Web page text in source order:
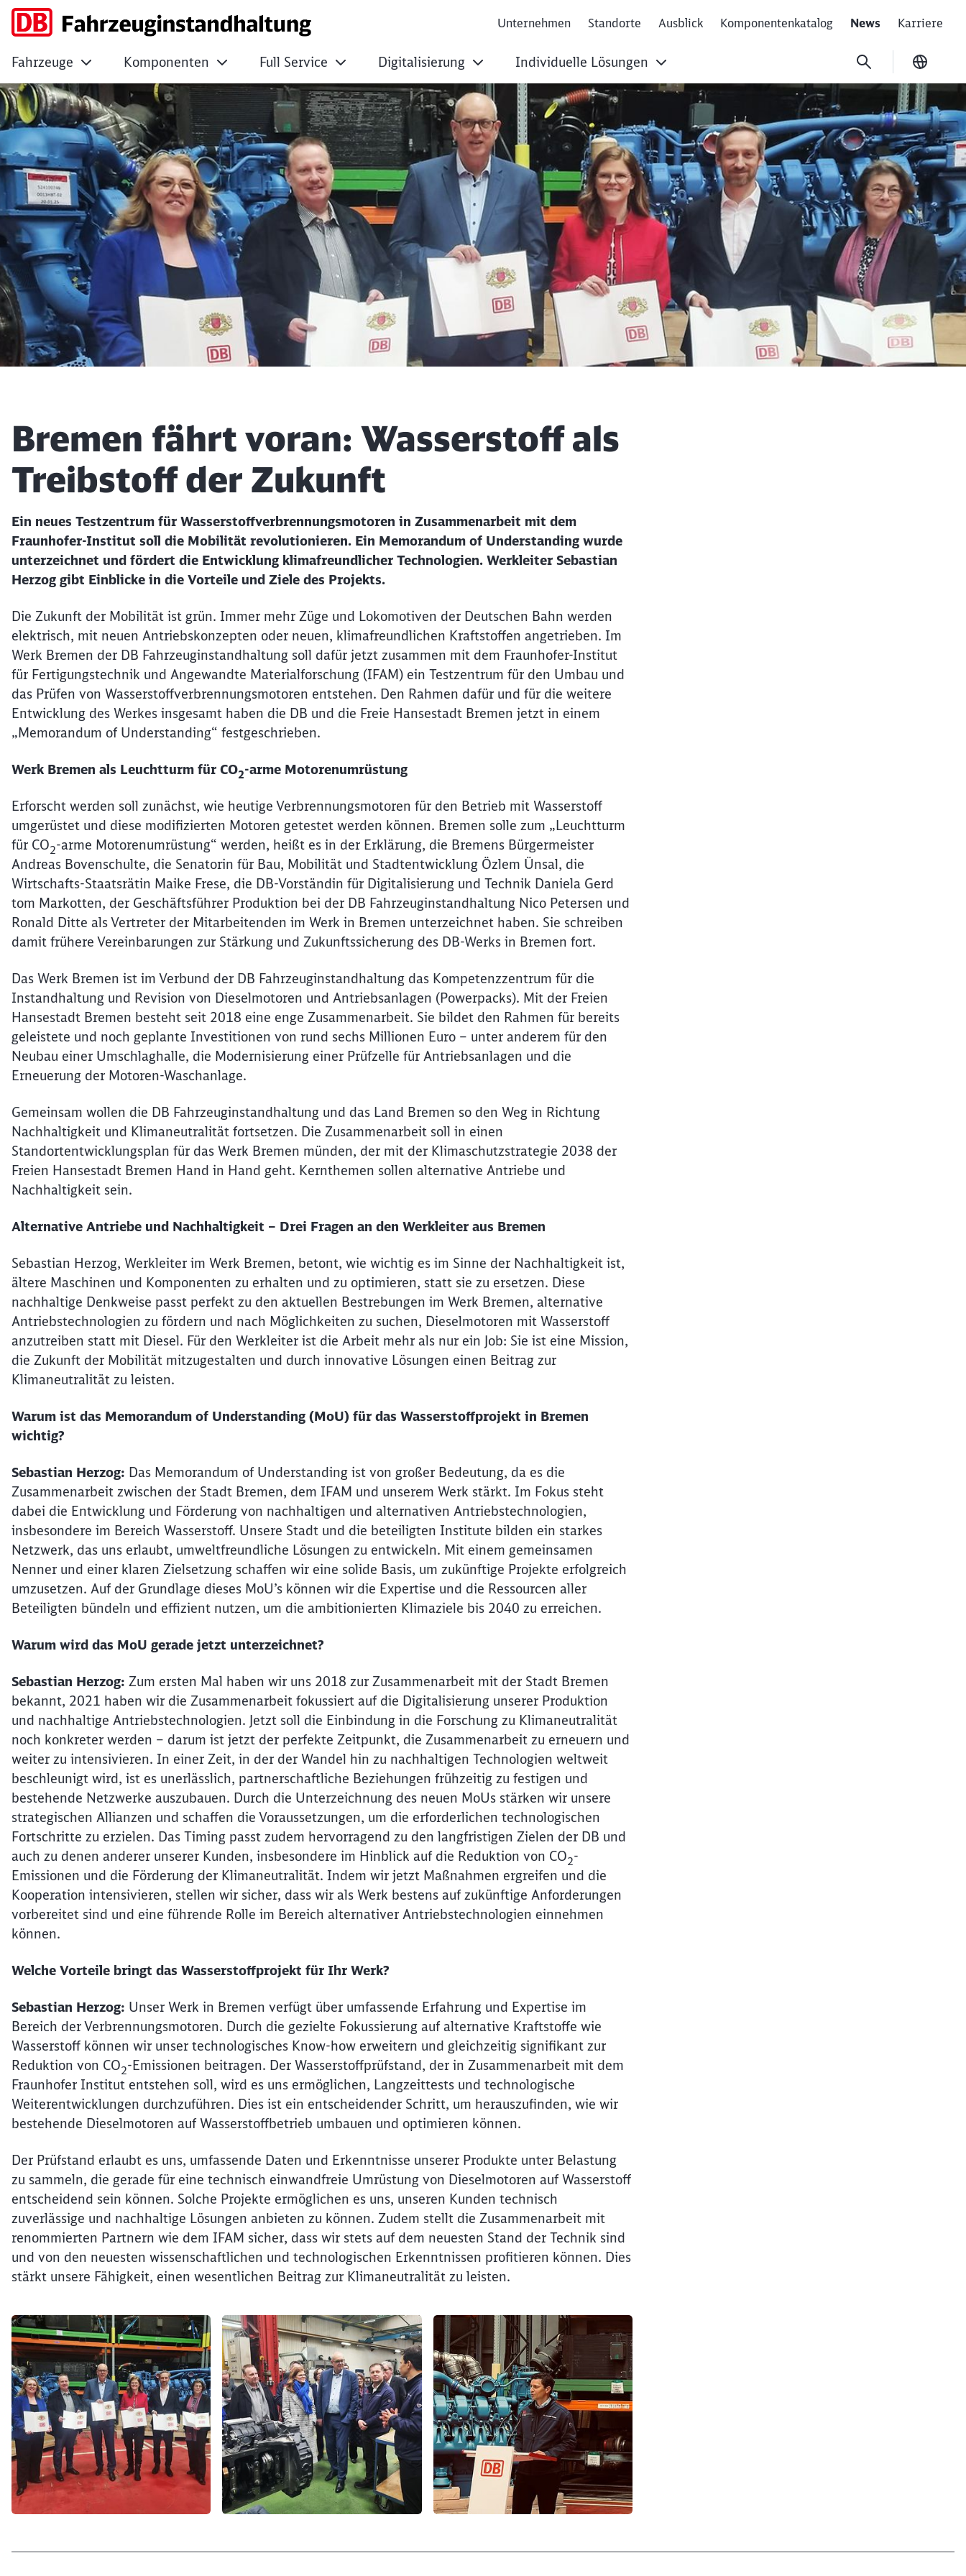
Bremen fährt voran: Wasserstoff als Treibstoff der
Unternehmen Standorte Ausblick Komponentenkatalog News Karriere
Fahrzeuge Komponenten Full Service Digitalisierung Individuelle Lösungen
Artikel:
Bremen fährt voran: Wasserstoff als
Treibstoff der Zukunft
Ein neues Testzentrum für Wasserstoffverbrennungsmotoren in Zusammenarbeit mit dem
Fraunhofer-Institut soll die Mobilität revolutionieren. Ein Memorandum of Understanding wurde
unterzeichnet und fördert die Entwicklung klimafreundlicher Technologien. Werkleiter Sebastian
Herzog gibt Einblicke in die Vorteile und Ziele des Projekts.
Die Zukunft der Mobilität ist grün. Immer mehr Züge und Lokomotiven der Deutschen Bahn werden
elektrisch, mit neuen Antriebskonzepten oder neuen, klimafreundlichen Kraftstoffen angetrieben. Im
Werk Bremen der DB Fahrzeuginstandhaltung soll dafür jetzt zusammen mit dem Fraunhofer-Institut
für Fertigungstechnik und Angewandte Materialforschung (IFAM) ein Testzentrum für den Umbau und
das Prüfen von Wasserstoffverbrennungsmotoren entstehen. Den Rahmen dafür und für die weitere
Entwicklung des Werkes insgesamt haben die DB und die Freie Hansestadt Bremen jetzt in einem
„Memorandum of Understanding“ festgeschrieben.
Werk Bremen als Leuchtturm für CO2-arme Motorenumrüstung
Erforscht werden soll zunächst, wie heutige Verbrennungsmotoren für den Betrieb mit Wasserstoff
umgerüstet und diese modifizierten Motoren getestet werden können. Bremen solle zum „Leuchtturm
für CO2-arme Motorenumrüstung“ werden, heißt es in der Erklärung, die Bremens Bürgermeister
Andreas Bovenschulte, die Senatorin für Bau, Mobilität und Stadtentwicklung Özlem Ünsal, die
Wirtschafts-Staatsrätin Maike Frese, die DB-Vorständin für Digitalisierung und Technik Daniela Gerd
tom Markotten, der Geschäftsführer Produktion bei der DB Fahrzeuginstandhaltung Nico Petersen und
Ronald Ditte als Vertreter der Mitarbeitenden im Werk in Bremen unterzeichnet haben. Sie schreiben
damit frühere Vereinbarungen zur Stärkung und Zukunftssicherung des DB-Werks in Bremen fort.
Das Werk Bremen ist im Verbund der DB Fahrzeuginstandhaltung das Kompetenzzentrum für die
Instandhaltung und Revision von Dieselmotoren und Antriebsanlagen (Powerpacks). Mit der Freien
Hansestadt Bremen besteht seit 2018 eine enge Zusammenarbeit. Sie bildet den Rahmen für bereits
geleistete und noch geplante Investitionen von rund sechs Millionen Euro – unter anderem für den
Neubau einer Umschlaghalle, die Modernisierung einer Prüfzelle für Antriebsanlagen und die
Erneuerung der Motoren-Waschanlage.
Gemeinsam wollen die DB Fahrzeuginstandhaltung und das Land Bremen so den Weg in Richtung
Nachhaltigkeit und Klimaneutralität fortsetzen. Die Zusammenarbeit soll in einen
Standortentwicklungsplan für das Werk Bremen münden, der mit der Klimaschutzstrategie 2038 der
Freien Hansestadt Bremen Hand in Hand geht. Kernthemen sollen alternative Antriebe und
Nachhaltigkeit sein.
Alternative Antriebe und Nachhaltigkeit – Drei Fragen an den Werkleiter aus Bremen
Sebastian Herzog, Werkleiter im Werk Bremen, betont, wie wichtig es im Sinne der Nachhaltigkeit ist,
ältere Maschinen und Komponenten zu erhalten und zu optimieren, statt sie zu ersetzen. Diese
nachhaltige Denkweise passt perfekt zu den aktuellen Bestrebungen im Werk Bremen, alternative
Antriebstechnologien zu fördern und nach Möglichkeiten zu suchen, Dieselmotoren mit Wasserstoff
anzutreiben statt mit Diesel. Für den Werkleiter ist die Arbeit mehr als nur ein Job: Sie ist eine Mission,
die Zukunft der Mobilität mitzugestalten und durch innovative Lösungen einen Beitrag zur
Klimaneutralität zu leisten.
Warum ist das Memorandum of Understanding (MoU) für das Wasserstoffprojekt in Bremen
wichtig?
Sebastian Herzog: Das Memorandum of Understanding ist von großer Bedeutung, da es die
Zusammenarbeit zwischen der Stadt Bremen, dem IFAM und unserem Werk stärkt. Im Fokus steht
dabei die Entwicklung und Förderung von nachhaltigen und alternativen Antriebstechnologien,
insbesondere im Bereich Wasserstoff. Unsere Stadt und die beteiligten Institute bilden ein starkes
Netzwerk, das uns erlaubt, umweltfreundliche Lösungen zu entwickeln. Mit einem gemeinsamen
Nenner und einer klaren Zielsetzung schaffen wir eine solide Basis, um zukünftige Projekte erfolgreich
umzusetzen. Auf der Grundlage dieses MoU’s können wir die Expertise und die Ressourcen aller
Beteiligten bündeln und effizient nutzen, um die ambitionierten Klimaziele bis 2040 zu erreichen.
Warum wird das MoU gerade jetzt unterzeichnet?
Sebastian Herzog: Zum ersten Mal haben wir uns 2018 zur Zusammenarbeit mit der Stadt Bremen
bekannt, 2021 haben wir die Zusammenarbeit fokussiert auf die Digitalisierung unserer Produktion
und nachhaltige Antriebstechnologien. Jetzt soll die Einbindung in die Forschung zu Klimaneutralität
noch konkreter werden – darum ist jetzt der perfekte Zeitpunkt, die Zusammenarbeit zu erneuern und
weiter zu intensivieren. In einer Zeit, in der der Wandel hin zu nachhaltigen Technologien weltweit
beschleunigt wird, ist es unerlässlich, partnerschaftliche Beziehungen frühzeitig zu festigen und
bestehende Netzwerke auszubauen. Durch die Unterzeichnung des neuen MoUs stärken wir unsere
strategischen Allianzen und schaffen die Voraussetzungen, um die erforderlichen technologischen
Fortschritte zu erzielen. Das Timing passt zudem hervorragend zu den langfristigen Zielen der DB und
auch zu denen anderer unserer Kunden, insbesondere im Hinblick auf die Reduktion von CO2-
Emissionen und die Förderung der Klimaneutralität. Indem wir jetzt Maßnahmen ergreifen und die
Kooperation intensivieren, stellen wir sicher, dass wir als Werk bestens auf zukünftige Anforderungen
vorbereitet sind und eine führende Rolle im Bereich alternativer Antriebstechnologien einnehmen
können.
Welche Vorteile bringt das Wasserstoffprojekt für Ihr Werk?
Sebastian Herzog: Unser Werk in Bremen verfügt über umfassende Erfahrung und Expertise im
Bereich der Verbrennungsmotoren. Durch die gezielte Fokussierung auf alternative Kraftstoffe wie
Wasserstoff können wir unser technologisches Know-how erweitern und gleichzeitig signifikant zur
Reduktion von CO2-Emissionen beitragen. Der Wasserstoffprüfstand, der in Zusammenarbeit mit dem
Fraunhofer Institut entstehen soll, wird es uns ermöglichen, Langzeittests und technologische
Weiterentwicklungen durchzuführen. Dies ist ein entscheidender Schritt, um herauszufinden, wie wir
bestehende Dieselmotoren auf Wasserstoffbetrieb umbauen und optimieren können.
Der Prüfstand erlaubt es uns, umfassende Daten und Erkenntnisse unserer Produkte unter Belastung
zu sammeln, die gerade für eine technisch einwandfreie Umrüstung von Dieselmotoren auf Wasserstoff
entscheidend sein können. Solche Projekte ermöglichen es uns, unseren Kunden technisch
zuverlässige und nachhaltige Lösungen anbieten zu können. Zudem stellt die Zusammenarbeit mit
renommierten Partnern wie dem IFAM sicher, dass wir stets auf dem neuesten Stand der Technik sind
und von den neuesten wissenschaftlichen und technologischen Erkenntnissen profitieren können. Dies
stärkt unsere Fähigkeit, einen wesentlichen Beitrag zur Klimaneutralität zu leisten.
Klicken, um den folgenden Slider zu überspringen